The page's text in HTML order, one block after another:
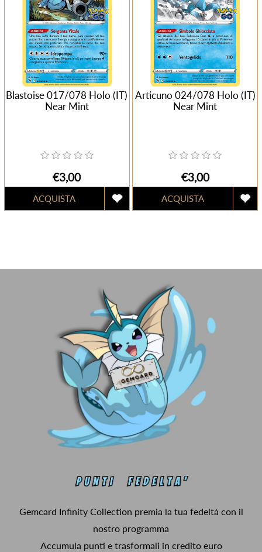
Blastoise 017/078 Holo (IT)
Near Mint
€3,00
Articuno 024/078 Holo (IT)
Near Mint
€3,00
Gemcard Infinity Collection premia la tua fedeltà con il
nostro programma
Accumula punti e trasformali in credito euro